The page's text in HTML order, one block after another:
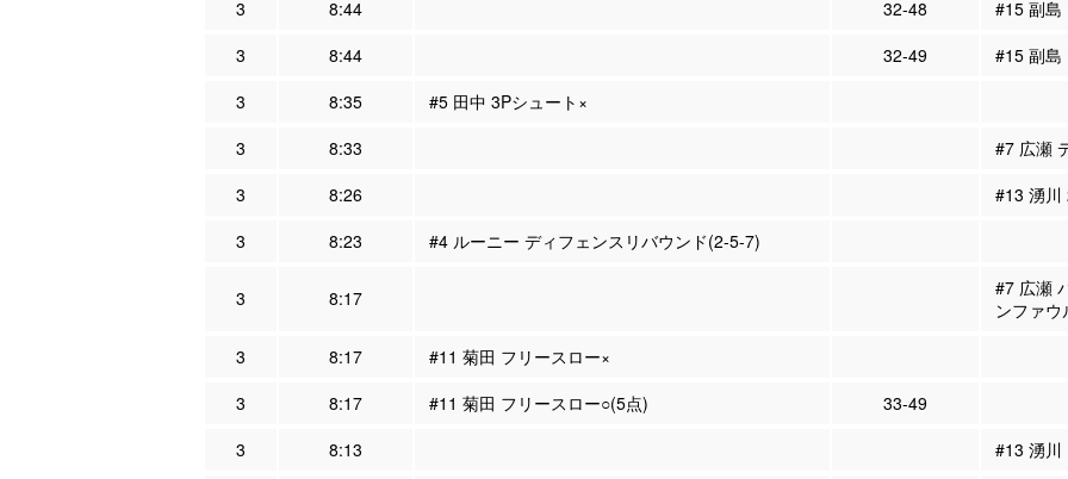
3
8:44 32-48
#15 副島
3
8:44 32-49
#15 副島
3
8:35
#5 田中 3Pシュート×
3
8:33
#7 広瀬
3
8:26
#13 湧川
3
8:23 #4 ルーニー ディフェンスリバウンド(2-5-7)
3 8:17
#7 広瀬
ンファウ
3
8:17
#11 菊田 フリースロー×
3
8:17 #11 菊田 フリースロー○(5点)
33-49
3
8:13
#13 湧川